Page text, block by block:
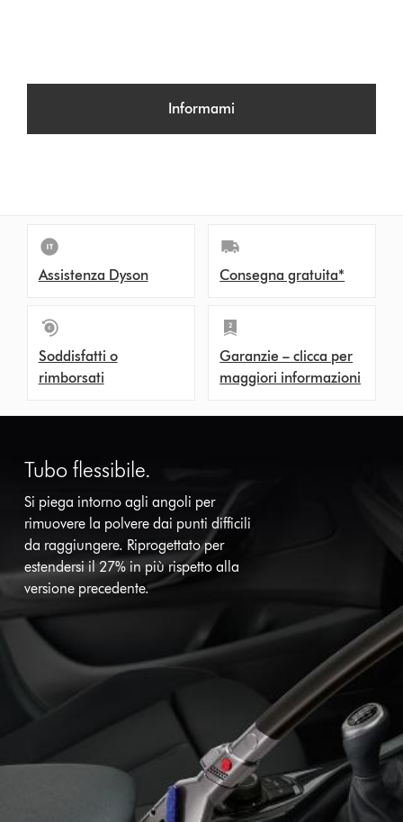
Informami
Assistenza Dyson Consegna gratuita*
Soddisfatti o
rimborsati
Garanzie – clicca per
maggiori informazioni
Tubo flessibile.
Si piega intorno agli angoli per
rimuovere la polvere dai punti difficili
da raggiungere. Riprogettato per
estendersi il 27% in più rispetto alla
versione precedente.